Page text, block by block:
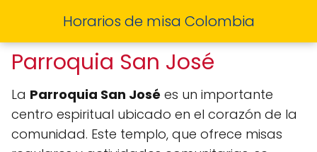
Horarios de misa Colombia
Parroquia San José
La Parroquia San José es un importante
centro espiritual ubicado en el corazón de la
comunidad. Este templo, que ofrece misas